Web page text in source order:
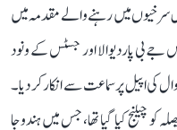
40 سال پرانے اس سرخیوں میں رہنے والے مقدمہ میں
جے بی پاردیوالا اور جسٹس کے ونود
اپیل پر سماعت سے انکار کر دیا۔
ہائی کورٹ کے 2005 کے فیصلہ کو چیلنج کیا گیا تھا، جس میں ہندوجا